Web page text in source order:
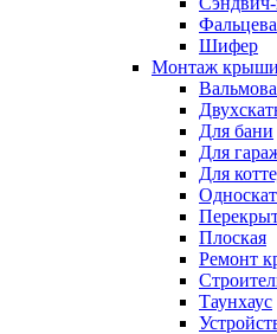
Шифер
Монтаж крыши
Для бани
Для
Для
Плоская
Ремонт
Таунхаус